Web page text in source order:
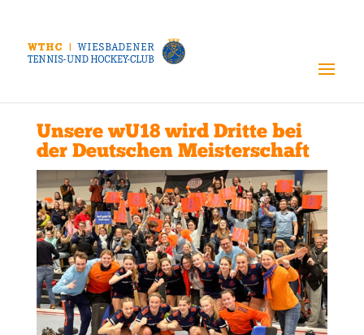
Unsere wU18 wird Dritte bei
der Deutschen Meisterschaft